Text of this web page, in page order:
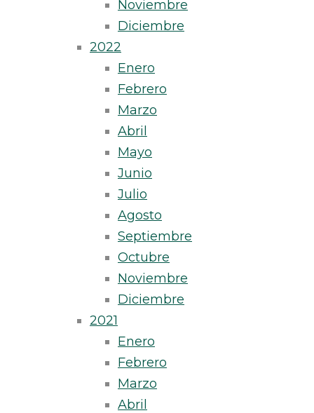
Noviembre
Diciembre
2022
Enero
Febrero
Marzo
Abril
Mayo
Junio
Julio
Agosto
Septiembre
Octubre
Noviembre
Diciembre
2021
Enero
Febrero
Marzo
Abril